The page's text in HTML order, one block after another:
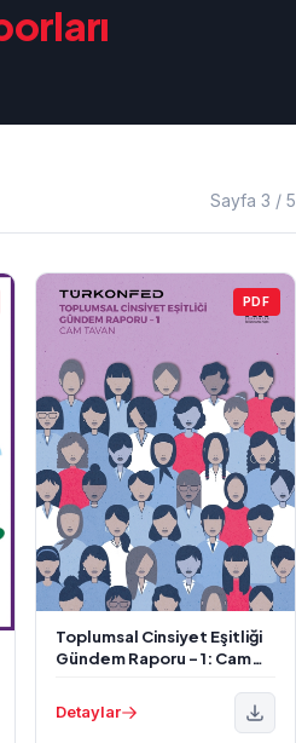
Sayfa 3 / 5
PDF
Toplumsal Cinsiyet Eşitliği
Gündem Raporu - 1: Cam
Detaylar